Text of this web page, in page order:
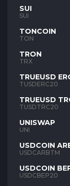
SUI
SUI
TONCOIN
TON
TRON
TRX
TRUEUSD
TUSD
TUSDERC20
TRUEUSD
TUSD
TUSDTRC20
UNISWAP
UNI
USDCOIN
USDCARBTM
USDCOIN
USDCBEP20